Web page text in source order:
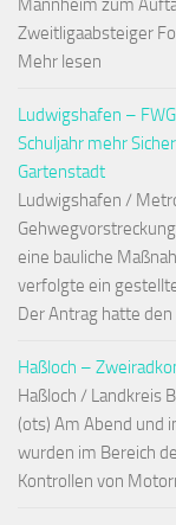
Mannheim zum
Zweitligaabsteiger
Mehr lesen
Ludwigshafen –
Schuljahr mehr
Gartenstadt
Ludwigshafen /
eine bauliche
verfolgte ein
Der Antrag hatte den
Haßloch –
Haßloch / Landkreis
(ots) Am Abend und
wurden im Bereich
Kontrollen von